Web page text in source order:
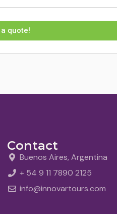
quote!
Contact
Buenos Aires, Argentina
+ 54 9 11 7890 2125
info@innovartours.com